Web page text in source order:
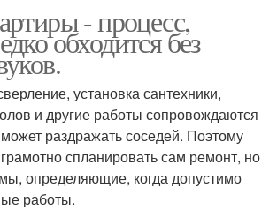
- процесс,
обходится без
установка сантехники,
и другие работы сопровождаются
раздражать соседей. Поэтому
спланировать сам ремонт, но
определяющие, когда допустимо
работы.